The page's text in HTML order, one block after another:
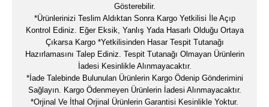
Gösterebilir.
*Ürünlerinizi Teslim Aldıktan Sonra Kargo Yetkilisi İle Açıp
Kontrol Ediniz. Eğer Eksik, Yanlış Yada Hasarlı Olduğu Ortaya
Çıkarsa Kargo *Yetkilisinden Hasar Tespit Tutanağı
Hazırlamasını Talep Ediniz. Tespit Tutanağı Olmayan Ürünlerin
İadesi Kesinlikle Alınmayacaktır.
*İade Talebinde Bulunulan Ürünlerin Kargo Ödenip Gönderimini
Sağlayın. Kargo Ödenmeyen Ürünlerin İadesi Alınmayacaktır.
*Orjinal Ve İthal Orjinal Ürünlerin Garantisi Kesinlikle Yoktur.